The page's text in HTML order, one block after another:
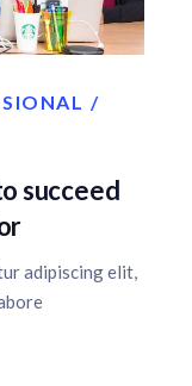
succeed
adipiscing elit,